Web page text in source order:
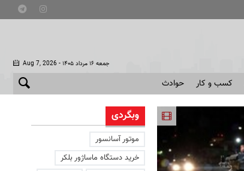
Aug 7, 2026 - جمعه ۱۶ مرداد ۱۴۰۵
کسب و کار حوادث
وبگردی
موتور آسانسور
خرید دستگاه ماساژور بلکر